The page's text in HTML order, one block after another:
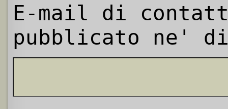
E-mail di
pubblicato ne'